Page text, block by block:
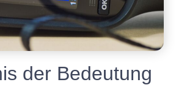
der Bedeutung